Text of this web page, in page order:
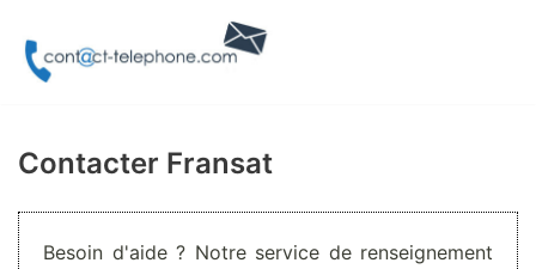
Aller
Contacter Fransat
Besoin d'aide ? Notre service de renseignement